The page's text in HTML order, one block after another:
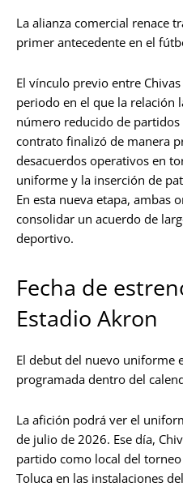
La alianza comercial renace
primer antecedente en el
El vínculo previo entre
periodo en el que la relación
número reducido de
contrato finalizó de manera
desacuerdos operativos en
uniforme y la inserción de
En esta nueva etapa, ambas
consolidar un acuerdo de
deportivo.
Fecha de
Estadio Akron
El debut del nuevo uniforme
programada dentro del
La afición podrá ver el
de julio de 2026. Ese día,
partido como local del
Toluca en las instalaciones